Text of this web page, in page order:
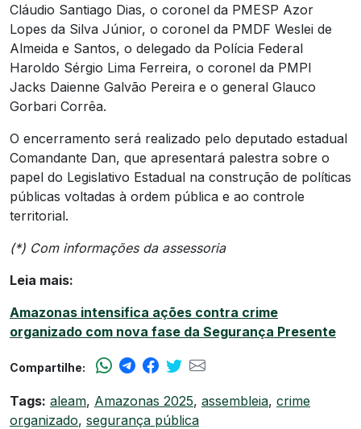
Cláudio Santiago Dias, o coronel da PMESP Azor
Lopes da Silva Júnior, o coronel da PMDF Weslei de
Almeida e Santos, o delegado da Polícia Federal
Haroldo Sérgio Lima Ferreira, o coronel da PMPI
Jacks Daienne Galvão Pereira e o general Glauco
Gorbari Corrêa.
O encerramento será realizado pelo deputado estadual
Comandante Dan, que apresentará palestra sobre o
papel do Legislativo Estadual na construção de políticas
públicas voltadas à ordem pública e ao controle
territorial.
(*) Com informações da assessoria
Leia mais:
Amazonas intensifica ações contra crime
organizado com nova fase da Segurança Presente
Compartilhe:
Tags: aleam, Amazonas 2025, assembleia, crime
organizado, segurança pública